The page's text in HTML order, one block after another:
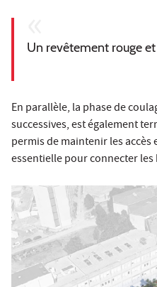
Un revêtement rouge
En parallèle, la phase de
successives, est également
permis de maintenir les
essentielle pour connecter